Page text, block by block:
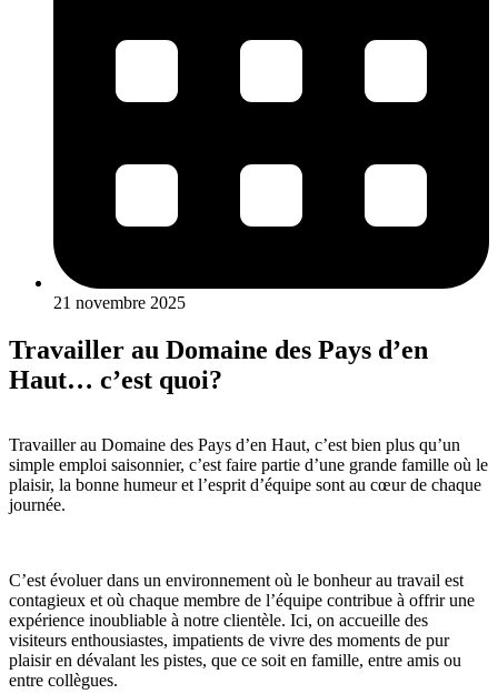
21 novembre 2025
Travailler au Domaine des Pays d’en
Haut… c’est quoi?
Travailler au Domaine des Pays d’en Haut, c’est bien plus qu’un
simple emploi saisonnier, c’est faire partie d’une grande famille où le
plaisir, la bonne humeur et l’esprit d’équipe sont au cœur de chaque
journée.
C’est évoluer dans un environnement où le bonheur au travail est
contagieux et où chaque membre de l’équipe contribue à offrir une
expérience inoubliable à notre clientèle. Ici, on accueille des
visiteurs enthousiastes, impatients de vivre des moments de pur
plaisir en dévalant les pistes, que ce soit en famille, entre amis ou
entre collègues.